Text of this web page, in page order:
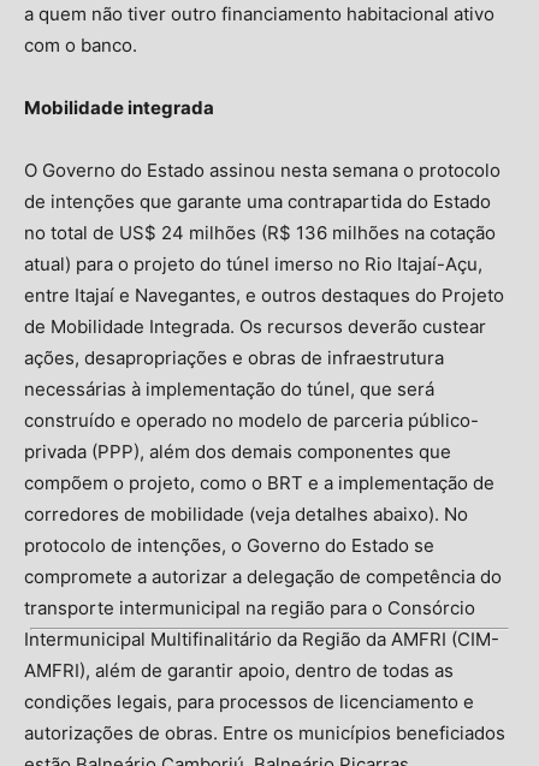
a quem não tiver outro financiamento habitacional ativo
com o banco.
Mobilidade integrada
O Governo do Estado assinou nesta semana o protocolo
de intenções que garante uma contrapartida do Estado
no total de US$ 24 milhões (R$ 136 milhões na cotação
atual) para o projeto do túnel imerso no Rio Itajaí-Açu,
entre Itajaí e Navegantes, e outros destaques do Projeto
de Mobilidade Integrada. Os recursos deverão custear
ações, desapropriações e obras de infraestrutura
necessárias à implementação do túnel, que será
construído e operado no modelo de parceria público-
privada (PPP), além dos demais componentes que
compõem o projeto, como o BRT e a implementação de
corredores de mobilidade (veja detalhes abaixo). No
protocolo de intenções, o Governo do Estado se
compromete a autorizar a delegação de competência do
transporte intermunicipal na região para o Consórcio
Intermunicipal Multifinalitário da Região da AMFRI (CIM-
AMFRI), além de garantir apoio, dentro de todas as
condições legais, para processos de licenciamento e
autorizações de obras. Entre os municípios beneficiados